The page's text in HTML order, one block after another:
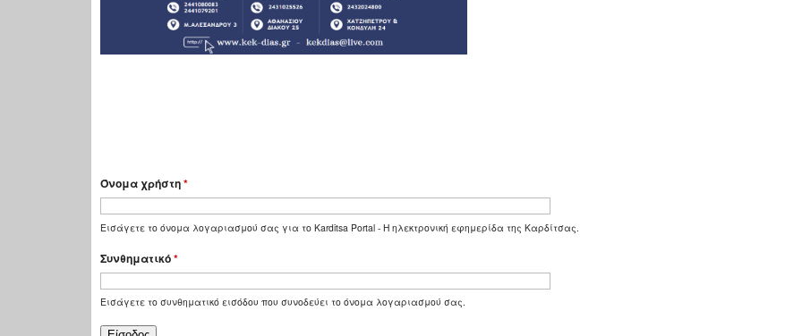
Όνομα χρήστη*
Εισάγετε το όνομα λογαριασμού σας για το Karditsa Portal - Η ηλεκτρονική εφημερίδα της Καρδίτσας.
Συνθηματικό*
Εισάγετε το συνθηματικό εισόδου που συνοδεύει το όνομα λογαριασμού σας.